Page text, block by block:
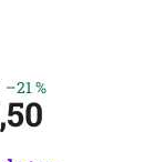
–21 %